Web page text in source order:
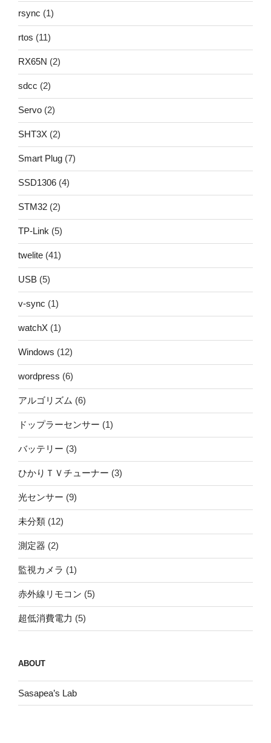
rsync (1)
rtos (11)
RX65N (2)
sdcc (2)
Servo (2)
SHT3X (2)
Smart Plug (7)
SSD1306 (4)
STM32 (2)
TP-Link (5)
twelite (41)
USB (5)
v-sync (1)
watchX (1)
Windows (12)
wordpress (6)
アルゴリズム (6)
ドップラーセンサー (1)
バッテリー (3)
ひかりＴＶチューナー (3)
光センサー (9)
未分類 (12)
測定器 (2)
監視カメラ (1)
赤外線リモコン (5)
超低消費電力 (5)
ABOUT
Sasapea’s Lab